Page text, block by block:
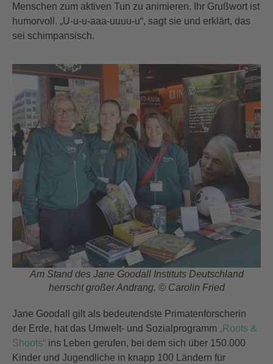
Menschen zum aktiven Tun zu animieren. Ihr Grußwort ist
humorvoll. „U-u-u-aaa-uuuu-u“, sagt sie und erklärt, das
sei schimpansisch.
Am Stand des Jane Goodall Instituts Deutschland
herrscht großer Andrang. © Carolin Fried
Jane Goodall gilt als bedeutendste Primatenforscherin
der Erde, hat das Umwelt- und Sozialprogramm „Roots &
Shoots“ ins Leben gerufen, bei dem sich über 150.000
Kinder und Jugendliche in knapp 100 Ländern für